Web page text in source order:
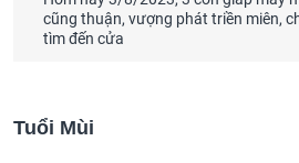
cũng thuận, vượng phát triền miên,
tìm đến cửa
Tuổi Mùi